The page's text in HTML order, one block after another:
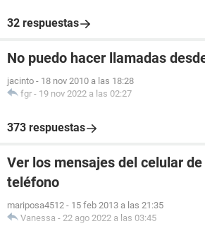
32 respuestas
No puedo hacer llamadas
jacinto - 18 nov 2010 a las 18:28
fgr - 19 nov 2022 a las 02:27
373 respuestas
Ver los mensajes del celular
teléfono
mariposa4512 - 15 feb 2013 a las 21:35
Vanessa - 22 ago 2022 a las 03:45